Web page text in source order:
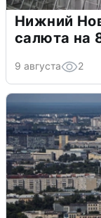
Нижний
салюта на
9 августа 2